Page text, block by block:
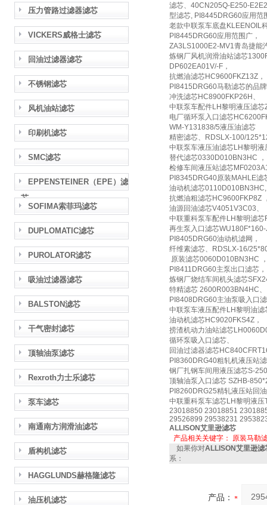
压力管路过滤器滤芯
VICKERS威格士滤芯
回油过滤器滤芯
不锈钢滤芯
风机油站滤芯
印刷机滤芯
SMC滤芯
EPPENSTEINER（EPE）滤
芯
SOFIMA索菲玛滤芯
DUPLOMATIC滤芯
PUROLATOR滤芯
吸油过滤器滤芯
BALSTON滤芯
干气密封滤芯
顶轴油泵滤芯
Rexroth力士乐滤芯
泵车滤芯
南通南方润滑油滤芯
盾构机滤芯
HAGGLUNDS赫格隆滤芯
油压机滤芯
滤芯、40CN205Q-E250-
型滤芯, PI8445DRG60应用范
老款中联泵车底盘KLEENOIL
PI8445DRG60应用范围广，
ZA3LS1000E2-MV1青岛捷能
炼钢厂风机润滑油站滤芯
DP602EA01V/-F，
抗燃油滤芯HC9600FKZ13Z，
PI8415DRG60马勒滤芯的品
冲洗滤芯HC8900FKP26H、
中联泵车配件LH黎明液压滤
电厂循环泵入口滤芯
WM-Y131838/5液压油滤芯
精密滤芯、RDSLX-100/
中联泵车液压油滤芯LH黎明
替代滤芯0330D010BN3HC ，
检修车间液压站滤芯
PI8345DRG40原装MAHLE滤
油动机滤芯0110D010BN3HC,
抗燃油粗滤芯HC9600FKP8Z
油源回油滤芯V4051V3C03、
中联重科泵车配件LH黎明滤
再生泵入口滤芯WU180F*160-
PI8405DRG60油动机滤网，
纤维素滤芯、RDSLX-16/
原装滤芯0060D010BN3HC
PI8411DRG60主泵出口滤芯，
炼钢厂烧结车间机头滤芯
特精滤芯 2600R003BN4HC、
PI8408DRG60主油泵吸入口
中联泵车液压配件LH黎明油
油动机滤芯HC9020FKS4Z，
捞渣机动力油站滤芯
循环泵吸入口滤芯、
回油过滤器滤芯
PI8360DRG40粗轧机液压站
钢厂扎钢车间用液压滤芯S-
顶轴油泵入口滤芯 SZHB-
PI8260DRG25精轧液压站回
中联重科泵车滤芯LH黎明液
23018850 23018851
29526899 29538231
ALLISON艾里逊滤芯
产品相关关键字： 原装马勒
如果你对ALLISON艾里逊
系：
产品：